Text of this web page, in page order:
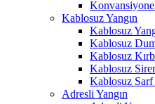
Kablosuz Yangın
Kablosuz
Kablosuz
Kablosuz
Kablosuz
Kablosuz
Adresli Yangın